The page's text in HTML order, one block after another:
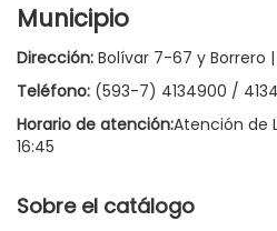
Municipio
Dirección: Bolívar 7-67 y Borrero
Teléfono: (593-7) 4134900 /
Horario de atención:Atención de
16:45
Sobre el catálogo